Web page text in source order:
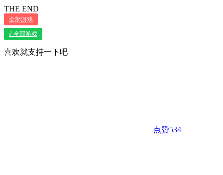
THE END
全部游戏
# 全部游戏
喜欢就支持一下吧
点赞534